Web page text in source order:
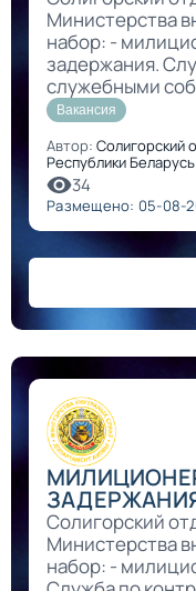
Министерства
набор: -
задержания.
служебными
Вакансия
Автор: Солигорский
Республики Беларусь
34
Размещено: 05-08-
Солигорский
Министерства
набор: -